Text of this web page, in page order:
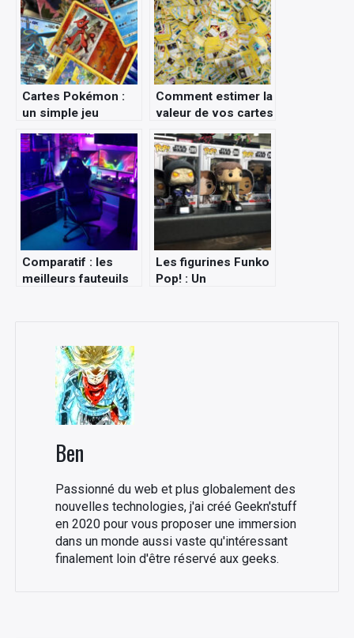
Cartes Pokémon :
un simple jeu
investissement
rentable
Comment estimer la
valeur de vos cartes
Comparatif : les
meilleurs fauteuils
Les figurines Funko
Pop! : Un
Ben
Passionné du web et plus globalement des
nouvelles technologies, j'ai créé Geekn'stuff
en 2020 pour vous proposer une immersion
dans un monde aussi vaste qu'intéressant
finalement loin d'être réservé aux geeks.